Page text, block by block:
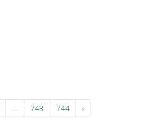
743 744 ›